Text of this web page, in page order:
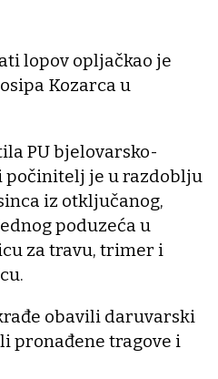
lopov opljačkao je
Kozarca u
PU bjelovarsko-
počinitelj je u razdoblju
iz otključanog,
poduzeća u
za travu, trimer i
obavili daruvarski
pronađene tragove i